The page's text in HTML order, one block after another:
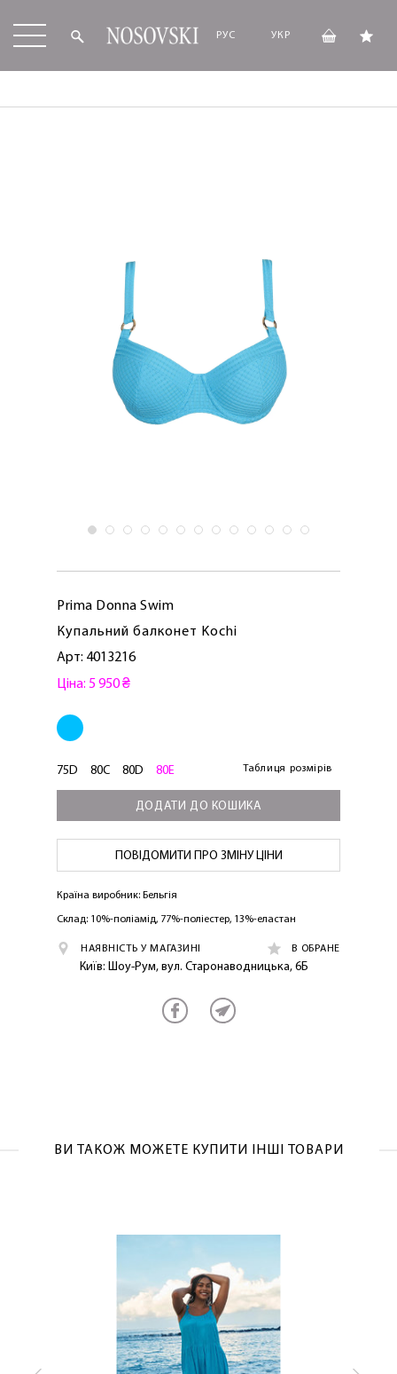
РУС УКР
Prima Donna Swim
Купальний балконет Kochi
Арт: 4013216
Ціна: 5 950 ₴
75D 80C 80D 80E Таблиця розмірів
ДОДАТИ ДО КОШИКА
ПОВІДОМИТИ ПРО ЗМІНУ ЦІНИ
Країна виробник: Бельгія
Склад: 10%-поліамід, 77%-поліестер, 13%-еластан
НАЯВНІСТЬ У МАГАЗИНІ В ОБРАНЕ
Київ: Шоу-Рум, вул. Старонаводницька, 6Б
ВИ ТАКОЖ МОЖЕТЕ КУПИТИ ІНШІ ТОВАРИ
ЛАСКАВО ПРОСИМО ДО
NOSOVSKI.COM! ПРИЙМІТЬ ВІД НАС
ПЕРШЕ ПОКУПКУ
ОТРИМАТИ!